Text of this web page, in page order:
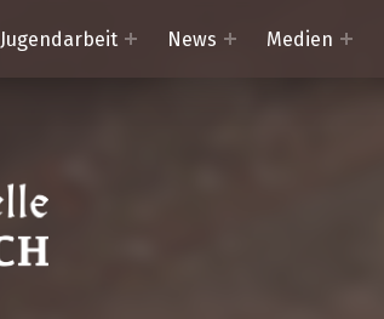
Jugendarbeit News Medien